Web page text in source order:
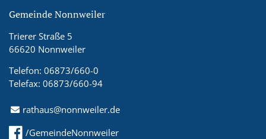
Gemeinde Nonnweiler
Trierer Straße 5
66620 Nonnweiler
Telefon: 06873/660-0
Telefax: 06873/660-94
rathaus@nonnweiler.de
/GemeindeNonnweiler